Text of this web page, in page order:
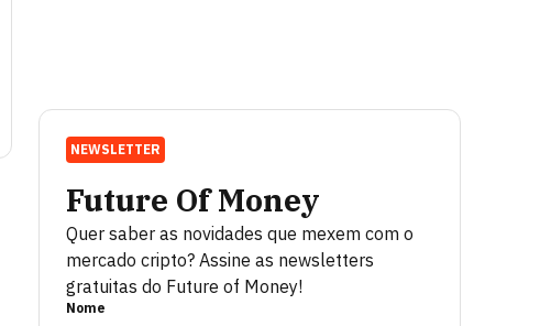
NEWSLETTER
Future Of Money
Quer saber as novidades que mexem com o
mercado cripto? Assine as newsletters
gratuitas do Future of Money!
Nome